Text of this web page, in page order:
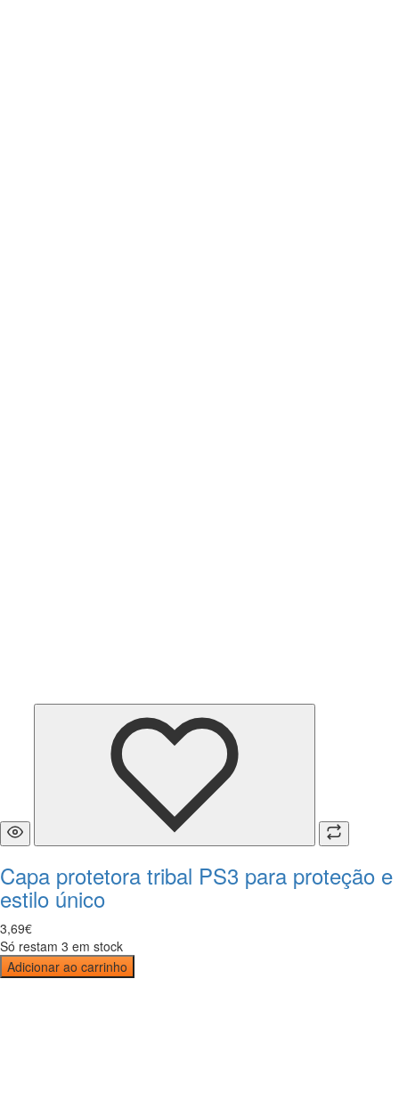
Capa protetora tribal PS3 para proteção e
estilo único
3,69€
Só restam 3 em stock
Adicionar ao carrinho